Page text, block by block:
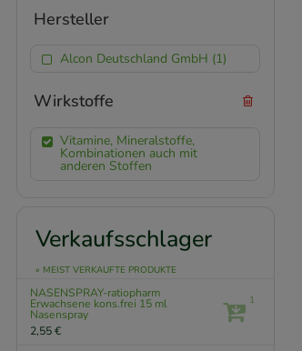
Hersteller
Alcon Deutschland GmbH (1)
Wirkstoffe
Vitamine, Mineralstoffe,
Kombinationen auch mit
anderen Stoffen
Verkaufsschlager
» MEIST VERKAUFTE PRODUKTE
NASENSPRAY-ratiopharm
Erwachsene kons.frei 15 ml
Nasenspray
2,55 €
1